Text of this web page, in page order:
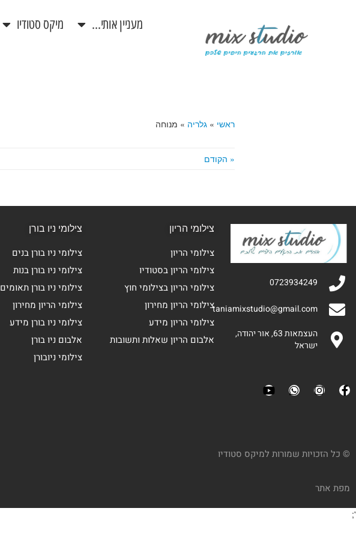
מעניין אותי… מיקס סטודיו
ראשי » גלריה » מנוחה
« הקודם
0723934249
taniamixstudio@gmail.com
העצמאות 63, אור יהודה,
ישראל
צילומי הריון
צילומי הריון
צילומי הריון בסטודיו
צילומי הריון בצילומי חוץ
צילומי הריון מחירון
צילומי הריון מידע
אלבום הריון שאלות ותשובות
צילומי ניו בורן
צילומי ניו בורן בנים
צילומי ניו בורן בנות
צילומי ניו בורן תאומים
צילומי הריון מחירון
צילומי ניו בורן מידע
אלבום ניו בורן
צילומי ניובורן
© כל הזכויות שמורות למיקס סטודיו
מפת אתר
';